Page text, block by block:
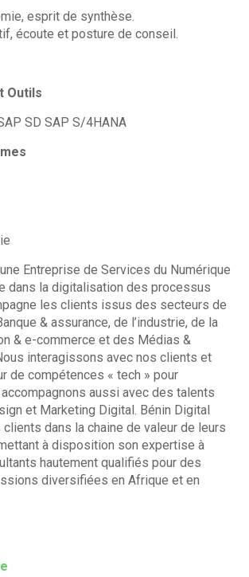
esprit de synthèse.
écoute et posture de conseil.
Outils
SD SAP S/4HANA
Entreprise de Services du Numérique
dans la digitalisation des processus
les clients issus des secteurs de
& assurance, de l’industrie, de la
& e-commerce et des Médias &
interagissons avec nos clients et
de compétences « tech » pour
aussi avec des talents
et Marketing Digital. Bénin Digital
dans la chaine de valeur de leurs
à disposition son expertise à
hautement qualifiés pour des
diversifiées en Afrique et en